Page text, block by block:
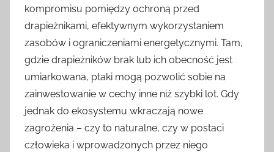
kompromisu pomiędzy ochroną przed
drapieżnikami, efektywnym wykorzystaniem
zasobów i ograniczeniami energetycznymi. Tam,
gdzie drapieżników brak lub ich obecność jest
umiarkowana, ptaki mogą pozwolić sobie na
zainwestowanie w cechy inne niż szybki lot. Gdy
jednak do ekosystemu wkraczają nowe
zagrożenia – czy to naturalne, czy w postaci
człowieka i wprowadzonych przez niego